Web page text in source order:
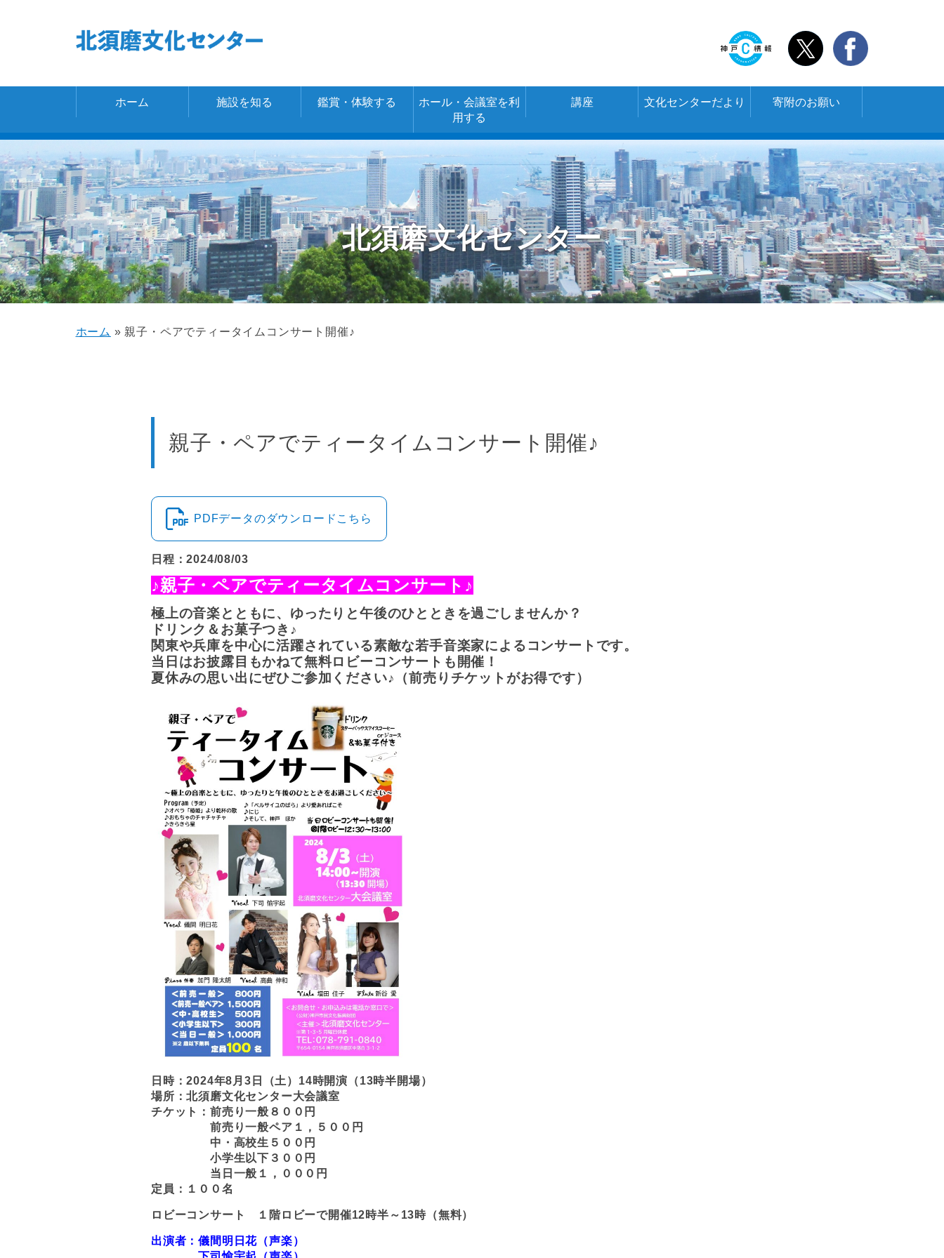
ホーム 施設を知る 鑑賞・体験する
ホール・会議室を利
用する
空き室情報・ご
予約
（あじさいネッ
ト）
施設の使用料金
講座 文化センターだより 寄附のお願い
北須磨文化センター
ホーム » 親子・ペアでティータイムコンサート開催♪
親子・ペアでティータイムコンサート開催♪
PDFデータのダウンロードこちら
日程：2024/08/03
♪親子・ペアでティータイムコンサート ♪
極上の音楽とともに、ゆったりと午後のひとときを過ごしませんか？
ドリンク＆お菓子つき♪
関東や兵庫を中心に活躍されている素敵な若手音楽家によるコンサートです。
当日はお披露目もかねて無料ロビーコンサートも開催！
夏休みの思い出にぜひご参加ください♪（前売りチケットがお得です）
日時：2024年8月3日（土）14時開演（13時半開場）
場所：北須磨文化センター大会議室
チケット：前売り一般８００円
前売り一般ペア１，５００円
中・高校生５００円
小学生以下３００円
当日一般１，０００円
定員：１００名
ロビーコンサート １階ロビーで開催12時半～13時（無料）
出演者：儀間明日花（声楽）